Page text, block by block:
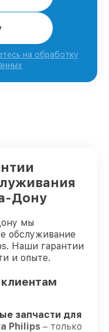
на обработку
Дону
мы
обслуживание
Наши гарантии
и опыте.
запчасти для
Philips – только